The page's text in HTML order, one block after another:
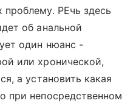
РЕчь здесь
об анальной
один нюанс -
или хронической,
а установить какая
при непосредственном